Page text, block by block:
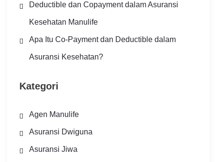
Deductible dan Copayment dalam Asuransi
Kesehatan Manulife
Apa Itu Co-Payment dan Deductible dalam
Asuransi Kesehatan?
Kategori
Agen Manulife
Asuransi Dwiguna
Asuransi Jiwa